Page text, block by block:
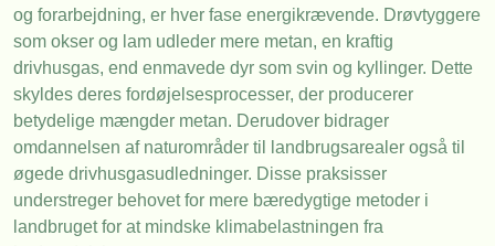
og forarbejdning, er hver fase energikrævende. Drøvtyggere
som okser og lam udleder mere metan, en kraftig
drivhusgas, end enmavede dyr som svin og kyllinger. Dette
skyldes deres fordøjelsesprocesser, der producerer
betydelige mængder metan. Derudover bidrager
omdannelsen af naturområder til landbrugsarealer også til
øgede drivhusgasudledninger. Disse praksisser
understreger behovet for mere bæredygtige metoder i
landbruget for at mindske klimabelastningen fra